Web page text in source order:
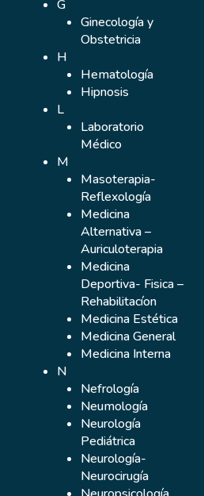
G
Ginecología y
Obstetricia
H
Hematología
Hipnosis
L
Laboratorio
Médico
M
Masoterapia-
Reflexología
Medicina
Alternativa –
Auriculoterapia
Medicina
Deportiva- Fisica –
Rehabilitacíon
Medicina Estética
Medicina General
Medicina Interna
N
Nefrología
Neumología
Neurología
Pediátrica
Neurología-
Neurocirugía